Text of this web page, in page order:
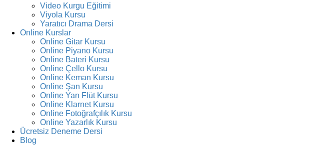
Video Kurgu Eğitimi
Viyola Kursu
Yaratıcı Drama Dersi
Online Kurslar
Online Gitar Kursu
Online Piyano Kursu
Online Bateri Kursu
Online Çello Kursu
Online Keman Kursu
Online Şan Kursu
Online Yan Flüt Kursu
Online Klarnet Kursu
Online Fotoğrafçılık Kursu
Online Yazarlık Kursu
Ücretsiz Deneme Dersi
Blog